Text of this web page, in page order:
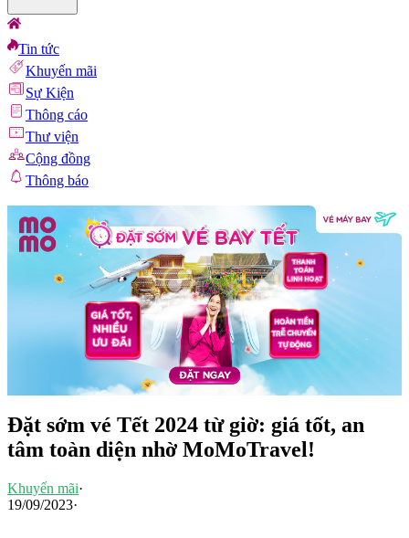
Tin tức
Khuyến mãi
Sự Kiện
Thông cáo
Thư viện
Cộng đồng
Thông báo
Đặt sớm vé Tết 2024 từ giờ: giá tốt, an
tâm toàn diện nhờ MoMoTravel!
Khuyến mãi·
19/09/2023·